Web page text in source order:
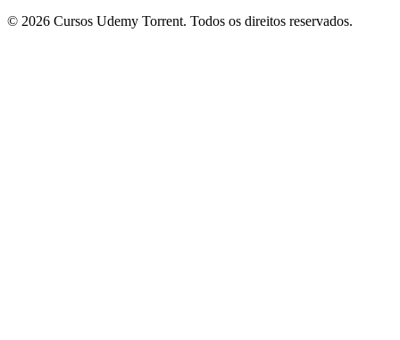
© 2026 Cursos Udemy Torrent. Todos os direitos reservados.